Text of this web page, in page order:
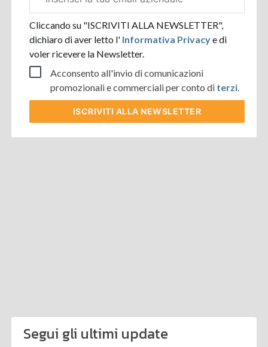
aziendale
Cliccando su "ISCRIVITI ALLA NEWSLETTER",
dichiaro di aver letto l' Informativa Privacye di
voler ricevere la Newsletter.
Acconsento all'invio di comunicazioni
promozionali e commerciali per conto di terzi.
ISCRIVITI ALLA NEWSLETTER
Segui gli ultimi update